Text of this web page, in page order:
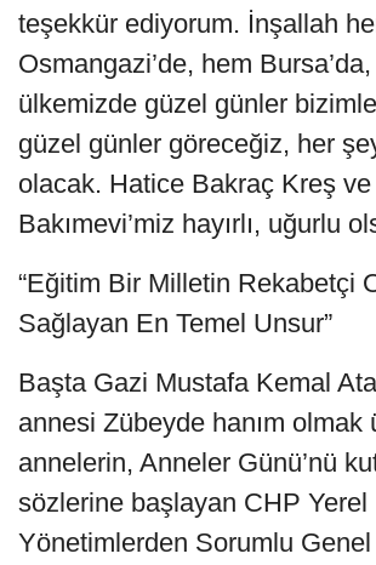
teşekkür ediyorum. İnşallah
Osmangazi’de, hem
ülkemizde güzel günler
güzel günler göreceğiz, her
olacak. Hatice Bakraç Kreş
Bakımevi’miz hayırlı, uğurlu
“Eğitim Bir Milletin Rekabetçi
Sağlayan En Temel Unsur”
Başta Gazi Mustafa Kemal
annesi Zübeyde hanım olmak
annelerin, Anneler Günü’nü
sözlerine başlayan CHP Yerel
Yönetimlerden Sorumlu